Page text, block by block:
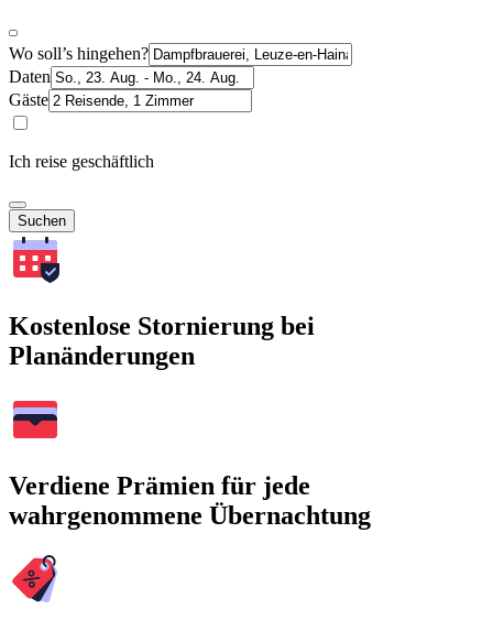
Wo soll’s hingehen?
Daten
Gäste
Ich reise geschäftlich
Suchen
Kostenlose Stornierung bei
Planänderungen
Verdiene Prämien für jede
wahrgenommene Übernachtung